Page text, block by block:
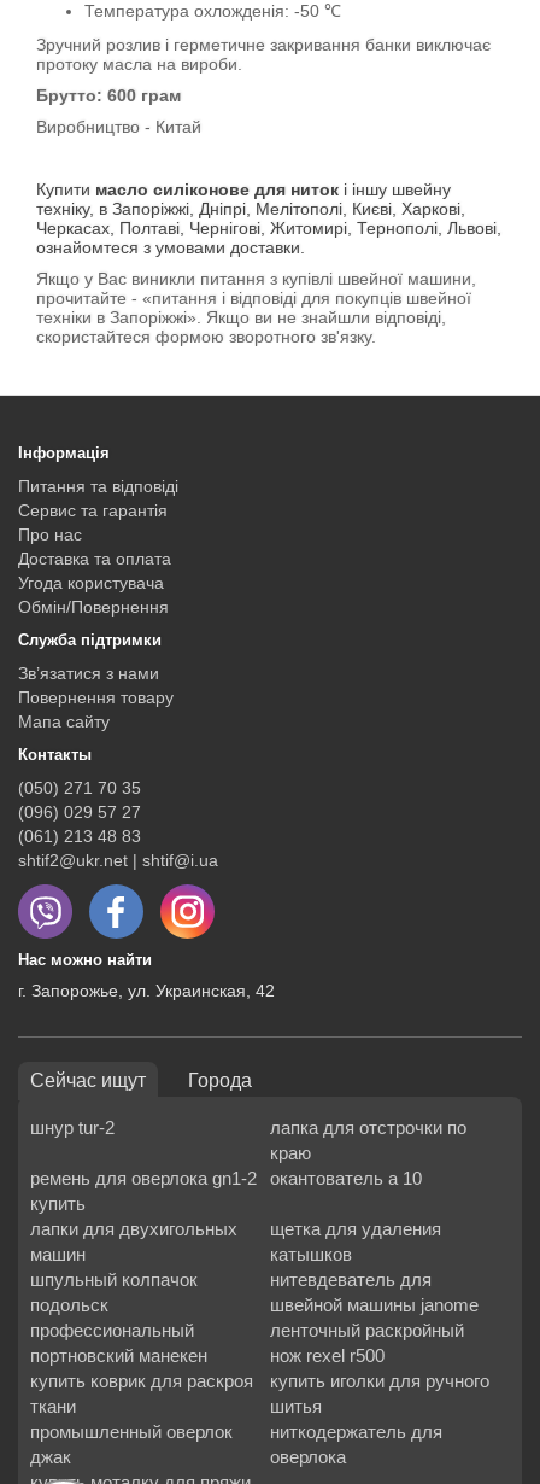
Температура охложденія: -50 ℃
Зручний розлив і герметичне закривання банки виключає
протоку масла на вироби.
Брутто: 600 грам
Виробництво - Китай
Купити масло силіконове для ниток і іншу швейну
техніку, в Запоріжжі, Дніпрі, Мелітополі, Києві, Харкові,
Черкасах, Полтаві, Чернігові, Житомирі, Тернополі, Львові,
ознайомтеся з умовами доставки.
Якщо у Вас виникли питання з купівлі швейної машини,
прочитайте - «питання і відповіді для покупців швейної
техніки в Запоріжжі». Якщо ви не знайшли відповіді,
скористайтеся формою зворотного зв'язку.
Інформація
Питання та відповіді
Сервис та гарантія
Про нас
Доставка та оплата
Угода користувача
Обмін/Повернення
Служба підтримки
Зв’язатися з нами
Повернення товару
Мапа сайту
Контакты
(050) 271 70 35
(096) 029 57 27
(061) 213 48 83
shtif2@ukr.net | shtif@i.ua
Нас можно найти
г. Запорожье, ул. Украинская, 42
Сейчас ищут Города
шнур tur-2
лапка для отстрочки по
краю
ремень для оверлока gn1-2
купить
окантователь а 10
лапки для двухигольных
машин
щетка для удаления
катышков
шпульный колпачок
подольск
нитевдеватель для
швейной машины janome
профессиональный
портновский манекен
ленточный раскройный
нож rexel r500
купить коврик для раскроя
ткани
купить иголки для ручного
шитья
промышленный оверлок
джак
ниткодержатель для
оверлока